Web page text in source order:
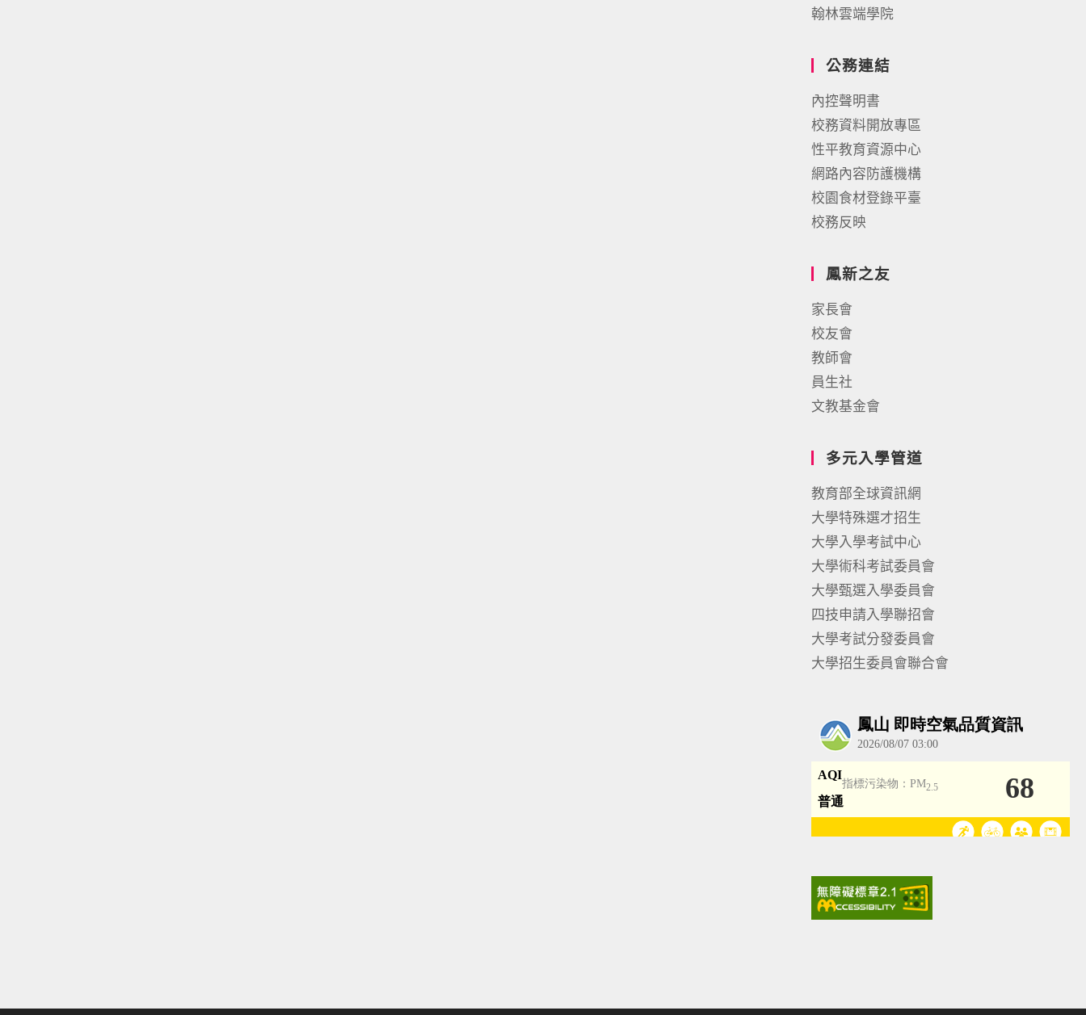
翰林雲端學院
公務連結
內控聲明書
校務資料開放專區
性平教育資源中心
網路內容防護機構
校園食材登錄平臺
校務反映
鳳新之友
家長會
校友會
教師會
員生社
文教基金會
多元入學管道
教育部全球資訊網
大學特殊選才招生
大學入學考試中心
大學術科考試委員會
大學甄選入學委員會
四技申請入學聯招會
大學考試分發委員會
大學招生委員會聯合會